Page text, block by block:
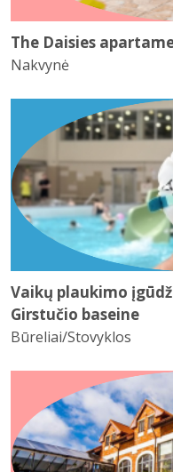
The Daisies
Nakvynė
Vaikų plaukimo
Girstučio baseine
Būreliai/Stovyklos